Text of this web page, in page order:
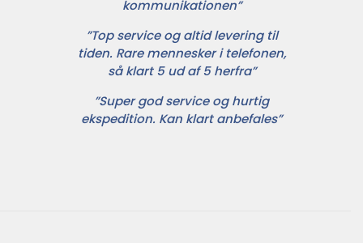
kommunikationen”
”Top service og altid levering til
tiden. Rare mennesker i telefonen,
så klart 5 ud af 5 herfra”
”Super god service og hurtig
ekspedition. Kan klart anbefales”